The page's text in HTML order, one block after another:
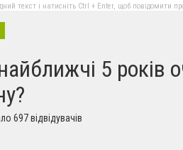
текст і натисніть Ctrl + Enter, щоб повідомити
5 років
697 відвідувачів